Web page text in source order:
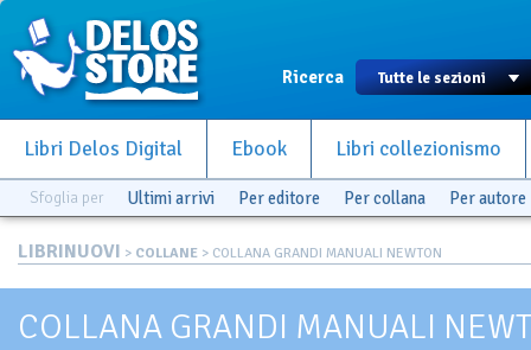
Ricerca
Libri Delos Digital Ebook Libri collezionismo
Sfoglia per Ultimi arrivi Per editore Per collana Per autore
LIBRINUOVI > COLLANE > COLLANA GRANDI MANUALI NEWTON
COLLANA GRANDI MANUALI